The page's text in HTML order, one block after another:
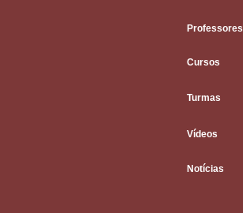
Professores
Cursos
Turmas
Vídeos
Notícias